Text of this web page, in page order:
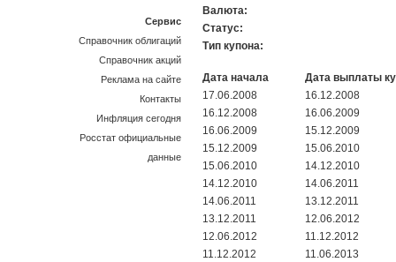
Валюта:
Статус:
Тип купона:
Дата начала
Дата выплаты
17.06.2008
16.12.2008
16.12.2008
16.06.2009
16.06.2009
15.12.2009
15.12.2009
15.06.2010
15.06.2010
14.12.2010
14.12.2010
14.06.2011
14.06.2011
13.12.2011
13.12.2011
12.06.2012
12.06.2012
11.12.2012
11.12.2012
11.06.2013
Сервис
Справочник облигаций
Справочник акций
Реклама на сайте
Контакты
Инфляция сегодня
Росстат официальные
данные